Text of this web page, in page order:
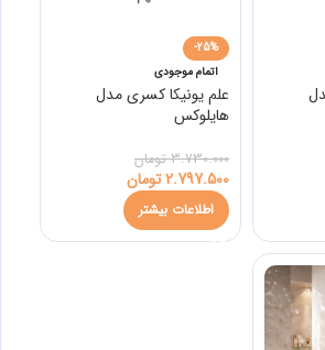
-25%
اتمام موجودی
علم یونیکا کسری مدل
هایلوکس
3.730.000 تومان
2.797.500تومان
اطلاعات بیشتر